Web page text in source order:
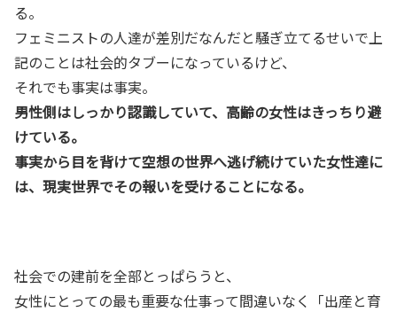
る。
フェミニストの人達が差別だなんだと騒ぎ立てるせいで上
記のことは社会的タブーになっているけど、
それでも事実は事実。
男性側はしっかり認識していて、高齢の女性はきっちり避
けている。
事実から目を背けて空想の世界へ逃げ続けていた女性達に
は、現実世界でその報いを受けることになる。
社会での建前を全部とっぱらうと、
女性にとっての最も重要な仕事って間違いなく「出産と育